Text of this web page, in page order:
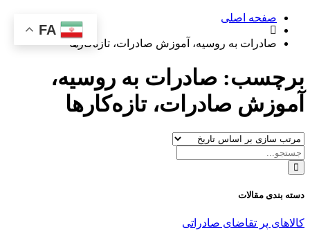
صفحه اصلی
صادرات به روسیه، آموزش صادرات، تازه‌کارها
برچسب: صادرات به روسیه،
آموزش صادرات، تازه‌کارها
دسته بندی مقالات
کالاهای پر تقاضای صادراتی
FA